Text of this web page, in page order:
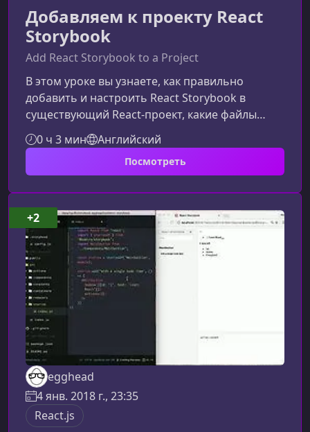
Добавляем к проекту React
Storybook
Add React Storybook to a Project
В этом уроке вы узнаете, как правильно
добавить и настроить React Storybook в
существующий React‑проект, какие файлы
конфигурации важны и как использовать
Storybook для ускорения разработки
интерфейсов.Зачем добавлять Storybook в
React‑проектStorybook помогает
изолированно разрабатывать, тестировать и
документировать UI‑компоненты. Благодаря
этому можно быстрее находить ошибки,
улучшать дизайн‑систему и повышать
качество интерфейсов.Ключевые
0 ч 3 мин Английский
Посмотреть
egghead
4 янв. 2018 г., 23:35
React.js
+2